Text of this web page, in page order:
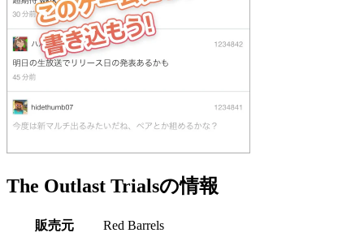
The Outlast Trialsの情報
販売元
Red Barrels